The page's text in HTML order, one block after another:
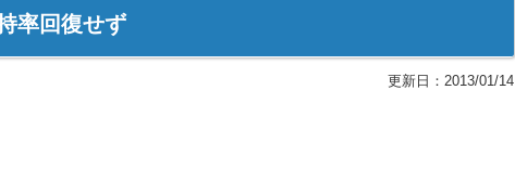
率回復せず
更新日： 2013/01/14